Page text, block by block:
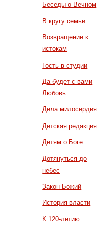
Беседы о Вечном
В кругу семьи
Возвращение к
истокам
Гость в студии
Да будет с вами
Любовь
Дела милосердия
Детская редакция
Детям о Боге
Дотянуться до
небес
Закон Божий
История власти
К 120-летию